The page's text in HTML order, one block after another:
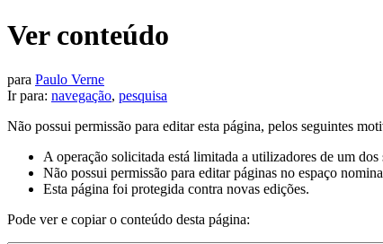
Ver conteúdo
para Paulo Verne
Ir para: navegação, pesquisa
Não possui permissão para editar esta página, pelos seguintes
A operação solicitada está limitada a utilizadores de um dos
Não possui permissão para editar páginas no espaço
Esta página foi protegida contra novas edições.
Pode ver e copiar o conteúdo desta página: